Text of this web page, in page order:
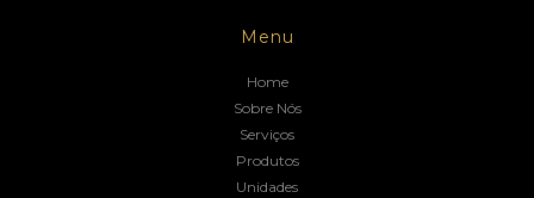
Menu
Home
Sobre Nós
Serviços
Produtos
Unidades